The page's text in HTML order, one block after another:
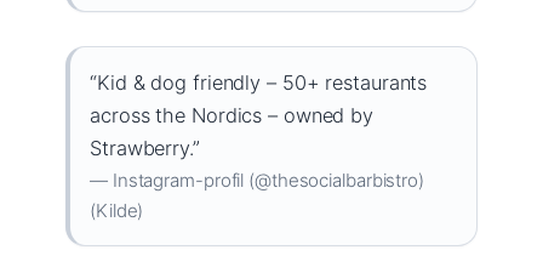
“Kid & dog friendly – 50+ restaurants
across the Nordics – owned by
Strawberry.”
— Instagram-profil (@thesocialbarbistro)
(Kilde)